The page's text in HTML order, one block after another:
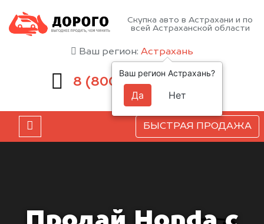
Скупка авто в Астрахани и по
всей Астраханской области
Ваш регион: Астрахань
8 (800)551-81-15
БЫСТРАЯ ПРОДАЖА
Ваш регион Астрахань?
Да Нет